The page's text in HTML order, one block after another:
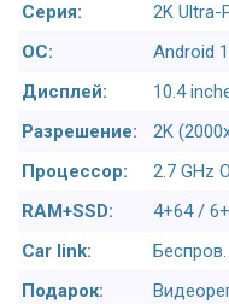
Серия:
2K Ultra-
ОС:
Android
Дисплей:
10.4
Разрешение:
2K
Процессор:
2.7 GHz
RAM+SSD:
4+64 /
Car link:
Подарок: